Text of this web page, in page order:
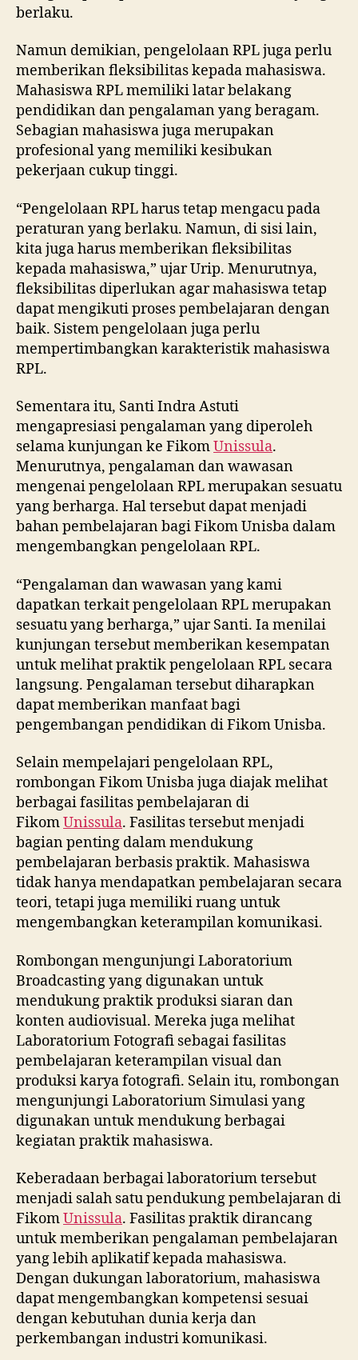
berlaku.
Namun demikian, pengelolaan RPL juga perlu
memberikan fleksibilitas kepada mahasiswa.
Mahasiswa RPL memiliki latar belakang
pendidikan dan pengalaman yang beragam.
Sebagian mahasiswa juga merupakan
profesional yang memiliki kesibukan
pekerjaan cukup tinggi.
“Pengelolaan RPL harus tetap mengacu pada
peraturan yang berlaku. Namun, di sisi lain,
kita juga harus memberikan fleksibilitas
kepada mahasiswa,” ujar Urip. Menurutnya,
fleksibilitas diperlukan agar mahasiswa tetap
dapat mengikuti proses pembelajaran dengan
baik. Sistem pengelolaan juga perlu
mempertimbangkan karakteristik mahasiswa
RPL.
Sementara itu, Santi Indra Astuti
mengapresiasi pengalaman yang diperoleh
selama kunjungan ke FikomUnissula.
Menurutnya, pengalaman dan wawasan
mengenai pengelolaan RPL merupakan sesuatu
yang berharga. Hal tersebut dapat menjadi
bahan pembelajaran bagi Fikom Unisba dalam
mengembangkan pengelolaan RPL.
“Pengalaman dan wawasan yang kami
dapatkan terkait pengelolaan RPL merupakan
sesuatu yang berharga,” ujar Santi. Ia menilai
kunjungan tersebut memberikan kesempatan
untuk melihat praktik pengelolaan RPL secara
langsung. Pengalaman tersebut diharapkan
dapat memberikan manfaat bagi
pengembangan pendidikan di Fikom Unisba.
Selain mempelajari pengelolaan RPL,
rombongan Fikom Unisba juga diajak melihat
berbagai fasilitas pembelajaran di
FikomUnissula. Fasilitas tersebut menjadi
bagian penting dalam mendukung
pembelajaran berbasis praktik. Mahasiswa
tidak hanya mendapatkan pembelajaran secara
teori, tetapi juga memiliki ruang untuk
mengembangkan keterampilan komunikasi.
Rombongan mengunjungi Laboratorium
Broadcasting yang digunakan untuk
mendukung praktik produksi siaran dan
konten audiovisual. Mereka juga melihat
Laboratorium Fotografi sebagai fasilitas
pembelajaran keterampilan visual dan
produksi karya fotografi. Selain itu, rombongan
mengunjungi Laboratorium Simulasi yang
digunakan untuk mendukung berbagai
kegiatan praktik mahasiswa.
Keberadaan berbagai laboratorium tersebut
menjadi salah satu pendukung pembelajaran di
FikomUnissula. Fasilitas praktik dirancang
untuk memberikan pengalaman pembelajaran
yang lebih aplikatif kepada mahasiswa.
Dengan dukungan laboratorium, mahasiswa
dapat mengembangkan kompetensi sesuai
dengan kebutuhan dunia kerja dan
perkembangan industri komunikasi.